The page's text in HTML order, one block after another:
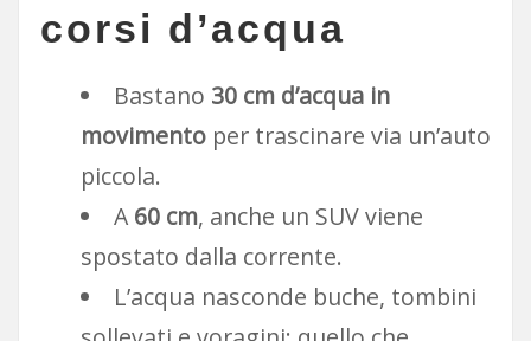
corsi d’acqua
Bastano 30 cm d’acqua in
movimento per trascinare via un’auto
piccola.
A 60 cm, anche un SUV viene
spostato dalla corrente.
L’acqua nasconde buche, tombini